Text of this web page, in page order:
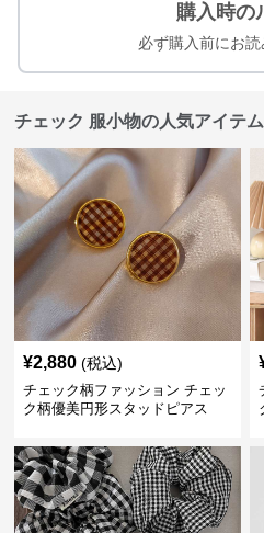
購入時の
必ず購入前にお読
チェック 服小物の人気アイテム
¥2,880 (税込)
チェック柄ファッション チェッ
ク柄優美円形スタッドピアス